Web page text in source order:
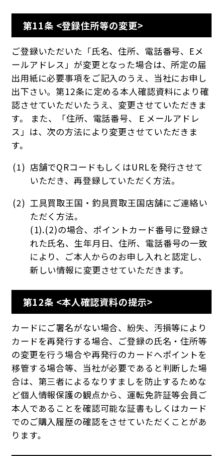
第11条 <登録住所等の変更>
ご登録いただいた「氏名、住所、電話番号、Eメ
ールアドレス」が変更となった場合は、所定の届
出用紙に必要事項をご記入のうえ、当社にお申し
出下さい。第12条に定める本人確認資料により確
認させていただいたうえ、変更させていただきま
す。 また、「住所、電話番号、Ｅメールアドレ
ス」は、次の方法により変更させていただきま
す。
店舗でQRコードもしくはURLを発行させて
いただき、再登録していただく方法。
工具買取王国・釣具買取王国店舗にご連絡い
ただく方法。
(1).(2)の場合、ポイントカード番号に登録さ
れた氏名、生年月日、住所、電話番号の一致
により、ご本人からのお申し入れと認定し、
新しい情報に変更させていただきます。
第12条 <本人確認資料の提示>
カードにご署名がない場合、紛失、汚損等により
カードを再発行する場合、ご登録の氏名・住所等
の変更を行う場合や再発行のカードへポイントを
移管する場合等、当社が必要であると判断した場
合は、第三者によるなりすましを防止するためな
ど個人情報保護の観点から、運転免許証等会員ご
本人であることを確認可能な証書もしくはカード
でのご購入履歴の確認をさせていただくことがあ
ります。